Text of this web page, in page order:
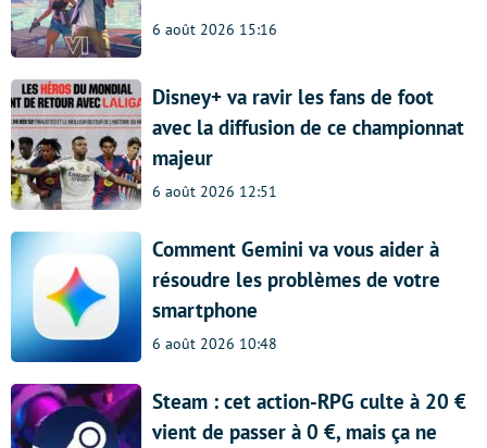
6 août 2026 15:16
Disney+ va ravir les fans de foot
avec la diffusion de ce championnat
majeur
6 août 2026 12:51
Comment Gemini va vous aider à
résoudre les problèmes de votre
smartphone
6 août 2026 10:48
Steam : cet action-RPG culte à 20 €
vient de passer à 0 €, mais ça ne